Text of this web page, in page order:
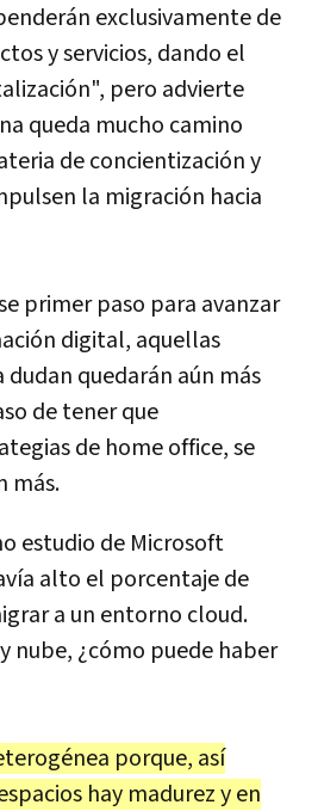
exclusivamente de
y servicios, dando el
pero advierte
queda mucho camino
de concientización y
la migración hacia
primer paso para avanzar
digital, aquellas
quedarán aún más
de tener que
de home office, se
más.
estudio de Microsoft
alto el porcentaje de
a un entorno cloud.
nube, ¿cómo puede haber
porque, así
hay madurez y en